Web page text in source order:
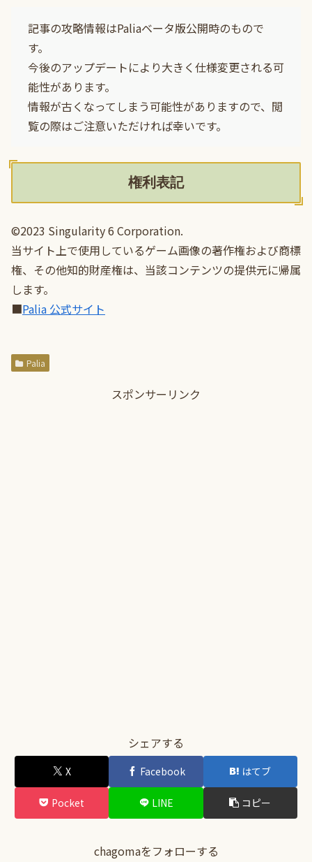
記事の攻略情報はPaliaベータ版公開時のもので
す。
今後のアップデートにより大きく仕様変更される可
能性があります。
情報が古くなってしまう可能性がありますので、閲
覧の際はご注意いただければ幸いです。
権利表記
©2023 Singularity 6 Corporation.
当サイト上で使用しているゲーム画像の著作権および商標
権、その他知的財産権は、当該コンテンツの提供元に帰属
します。
■Palia 公式サイト
Palia
スポンサーリンク
シェアする
X Facebook はてブ
Pocket LINE コピー
chagomaをフォローする